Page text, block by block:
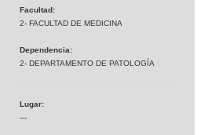
Facultad:
2- FACULTAD DE MEDICINA
Dependencia:
2- DEPARTAMENTO DE PATOLOGÍA
Lugar:
---